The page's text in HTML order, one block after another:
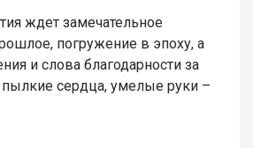
ждет замечательное
погружение в эпоху, а
и слова благодарности за
пылкие сердца, умелые руки –